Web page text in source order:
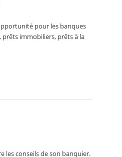
pour les banques
immobiliers, prêts à la
les conseils de son banquier.